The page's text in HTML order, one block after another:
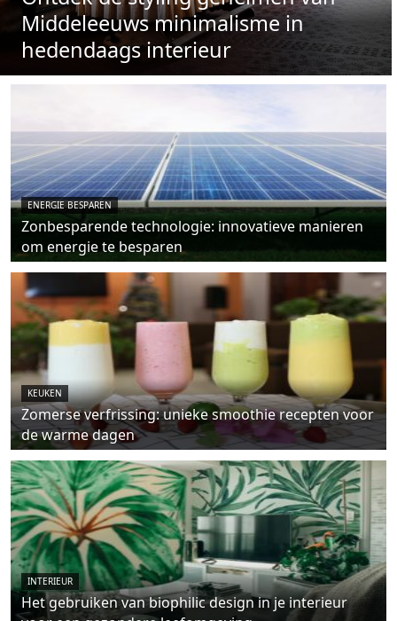
Middeleeuws minimalisme in
hedendaags interieur
ENERGIE BESPAREN
Zonbesparende technologie: innovatieve manieren
om energie te besparen
KEUKEN
Zomerse verfrissing: unieke smoothie recepten voor
de warme dagen
INTERIEUR
Het gebruiken van biophilic design in je interieur